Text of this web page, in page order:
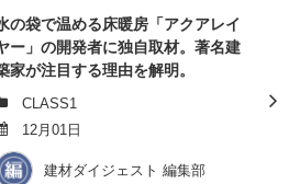
の袋で温める床暖房「アクアレイ
ー」の開発者に独自取材。著名建
家が注目する理由を解明。
CLASS1
12月01日
建材ダイジェスト 編集部